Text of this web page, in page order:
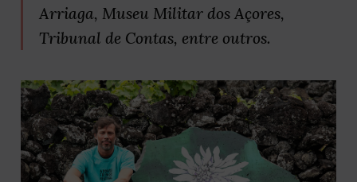
Arriaga, Museu Militar dos Açores,
Tribunal de Contas, entre outros.